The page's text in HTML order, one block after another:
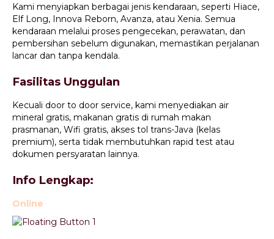
Kami menyiapkan berbagai jenis kendaraan, seperti Hiace,
Elf Long, Innova Reborn, Avanza, atau Xenia. Semua
kendaraan melalui proses pengecekan, perawatan, dan
pembersihan sebelum digunakan, memastikan perjalanan
lancar dan tanpa kendala.
Fasilitas Unggulan
Kecuali door to door service, kami menyediakan air
mineral gratis, makanan gratis di rumah makan
prasmanan, Wifi gratis, akses tol trans-Java (kelas
premium), serta tidak membutuhkan rapid test atau
dokumen persyaratan lainnya.
Info Lengkap:
Online